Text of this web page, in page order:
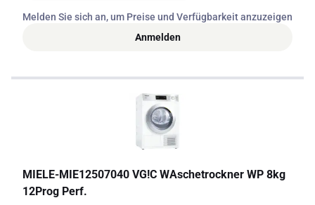
Melden Sie sich an, um Preise und Verfügbarkeit anzuzeigen
Anmelden
MIELE-MIE12507040 VG!C WAschetrockner WP 8kg
12Prog Perf.